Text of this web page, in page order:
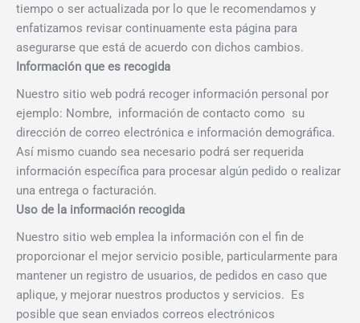
tiempo o ser actualizada por lo que le recomendamos y
enfatizamos revisar continuamente esta página para
asegurarse que está de acuerdo con dichos cambios.
Información que es recogida
Nuestro sitio web podrá recoger información personal por
ejemplo: Nombre, información de contacto como su
dirección de correo electrónica e información demográfica.
Así mismo cuando sea necesario podrá ser requerida
información específica para procesar algún pedido o realizar
una entrega o facturación.
Uso de la información recogida
Nuestro sitio web emplea la información con el fin de
proporcionar el mejor servicio posible, particularmente para
mantener un registro de usuarios, de pedidos en caso que
aplique, y mejorar nuestros productos y servicios. Es
posible que sean enviados correos electrónicos